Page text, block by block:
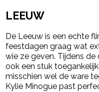
LEEUW
De Leeuw is een echte
feestdagen graag wat
wie ze geven. Tijdens
ook een stuk
misschien wel de ware
Kylie Minogue past